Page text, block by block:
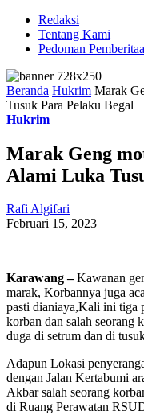
Redaksi
Tentang Kami
Pedoman
Beranda Hukrim Marak
Tusuk Para Pelaku Begal
Hukrim
Marak Geng
Alami Luka
Rafi Algifari
Februari 15, 2023
Karawang –Kawanan
marak, Korbannya juga
pasti dianiaya,Kali ini tiga
korban dan salah seorang
duga di setrum dan di
Adapun Lokasi
dengan Jalan Kertabumi
Akbar salah seorang
di Ruang Perawatan